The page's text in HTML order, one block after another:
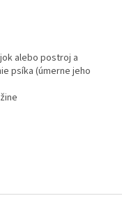
alebo postroj a
psíka (úmerne jeho